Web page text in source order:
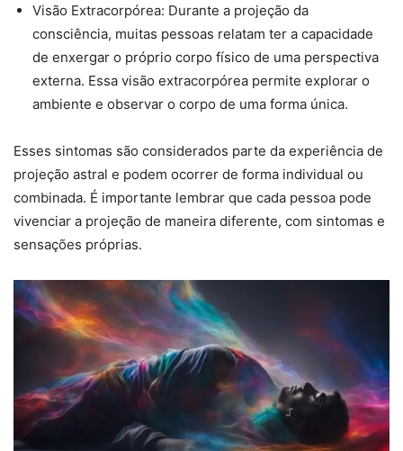
Visão Extracorpórea: Durante a projeção da
consciência, muitas pessoas relatam ter a capacidade
de enxergar o próprio corpo físico de uma perspectiva
externa. Essa visão extracorpórea permite explorar o
ambiente e observar o corpo de uma forma única.
Esses sintomas são considerados parte da experiência de
projeção astral e podem ocorrer de forma individual ou
combinada. É importante lembrar que cada pessoa pode
vivenciar a projeção de maneira diferente, com sintomas e
sensações próprias.